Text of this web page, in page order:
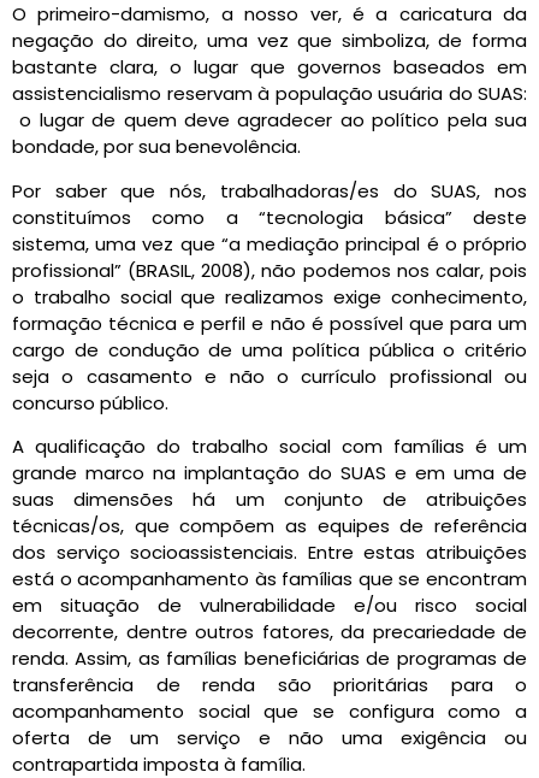
O primeiro-damismo, a nosso ver, é a caricatura da
negação do direito, uma vez que simboliza, de forma
bastante clara, o lugar que governos baseados em
assistencialismo reservam à população usuária do SUAS:
o lugar de quem deve agradecer ao político pela sua
bondade, por sua benevolência.
Por saber que nós, trabalhadoras/es do SUAS, nos
constituímos como a “tecnologia básica” deste
sistema, uma vez que “a mediação principal é o próprio
profissional” (BRASIL, 2008), não podemos nos calar, pois
o trabalho social que realizamos exige conhecimento,
formação técnica e perfil e não é possível que para um
cargo de condução de uma política pública o critério
seja o casamento e não o currículo profissional ou
concurso público.
A qualificação do trabalho social com famílias é um
grande marco na implantação do SUAS e em uma de
suas dimensões há um conjunto de atribuições
técnicas/os, que compõem as equipes de referência
dos serviço socioassistenciais. Entre estas atribuições
está o acompanhamento às famílias que se encontram
em situação de vulnerabilidade e/ou risco social
decorrente, dentre outros fatores, da precariedade de
renda. Assim, as famílias beneficiárias de programas de
transferência de renda são prioritárias para o
acompanhamento social que se configura como a
oferta de um serviço e não uma exigência ou
contrapartida imposta à família.